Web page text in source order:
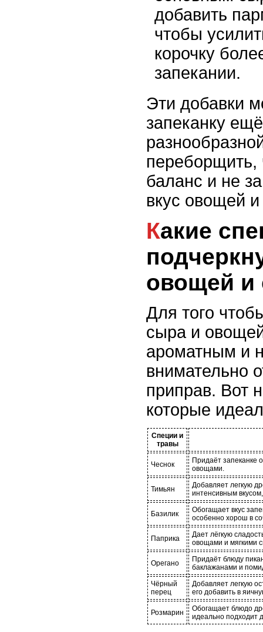
добавить
чтобы
корочку
запекании.
Эти добавки
запеканку
переборщить,
баланс и не
вкус овощей
Какие специи и травы
овощей и
Для того
сыра и
ароматным и
внимательно
приправ. Вот
которые
Специи и
травы
Чеснок
Придаёт запеканке
овощами.
Тимьян
Добавляет легкую
интенсивным
Базилик
Обогащает вкус
особенно хорош в
Паприка
Дает лёгкую
овощами и мягкими
Орегано
Придаёт блюду
баклажанами и
Чёрный
перец
Добавляет легкую
его добавить в
Розмарин
Обогащает блюдо
идеально подходит